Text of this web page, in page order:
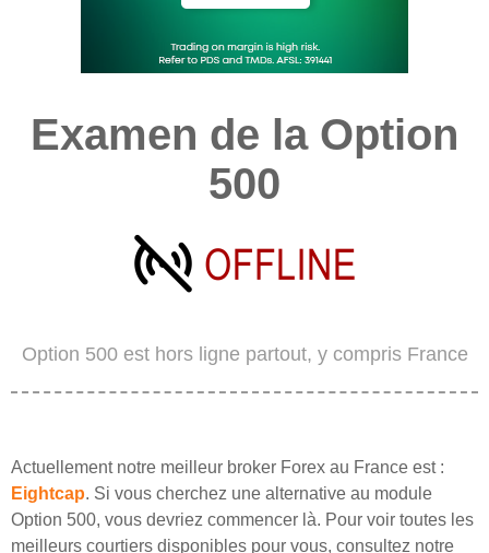
Examen de la Option
500
Option 500 est hors ligne partout, y compris France
Actuellement notre meilleur broker Forex au France est :
Eightcap. Si vous cherchez une alternative au module
Option 500, vous devriez commencer là. Pour voir toutes les
meilleurs courtiers disponibles pour vous, consultez notre